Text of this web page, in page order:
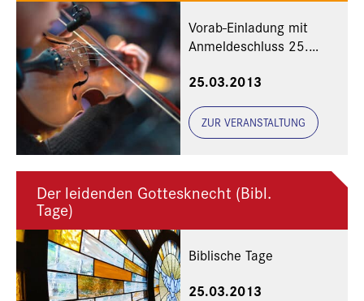
Vorab-Einladung mit
Anmeldeschluss 25.
25.03.2013
ZUR VERANSTALTUNG
Der leidenden Gottesknecht (Bibl.
Tage)
Biblische Tage
25.03.2013